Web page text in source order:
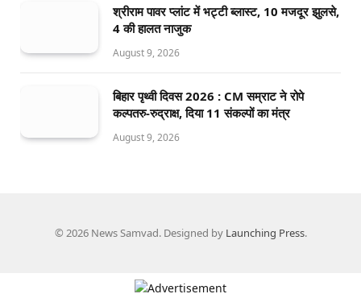
श्रीराम पावर प्लांट में भट्टी ब्लास्ट, 10 मजदूर झुलसे,
4 की हालत नाजुक
August 9, 2026
बिहार पृथ्वी दिवस 2026 : CM सम्राट ने रोपे
कल्पतरु-रुद्राक्ष, दिया 11 संकल्पों का मंत्र
August 9, 2026
© 2026 News Samvad. Designed by Launching Press.